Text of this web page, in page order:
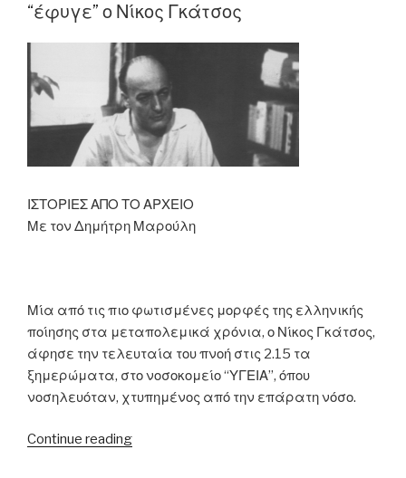
“έφυγε” ο Νίκος Γκάτσος
ΙΣΤΟΡΙΕΣ ΑΠΟ ΤΟ ΑΡΧΕΙΟ
Με τον Δημήτρη Μαρούλη
Μία από τις πιο φωτισμένες μορφές της ελληνικής
ποίησης στα μεταπολεμικά χρόνια, ο Νίκος Γκάτσος,
άφησε την τελευταία του πνοή στις 2.15 τα
ξημερώματα, στο νοσοκομείο “ΥΓΕΙΑ”, όπου
νοσηλευόταν, χτυπημένος από την επάρατη νόσο.
Continue reading“12.05.1992